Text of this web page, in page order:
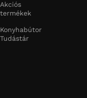
Akciós
termékek
Konyhabútor
Tudástár